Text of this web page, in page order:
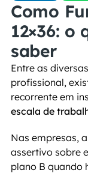
Como
12×36: o
saber
Entre as
profissional,
escala de
Nas empresas, a
assertivo sobre
plano B quando